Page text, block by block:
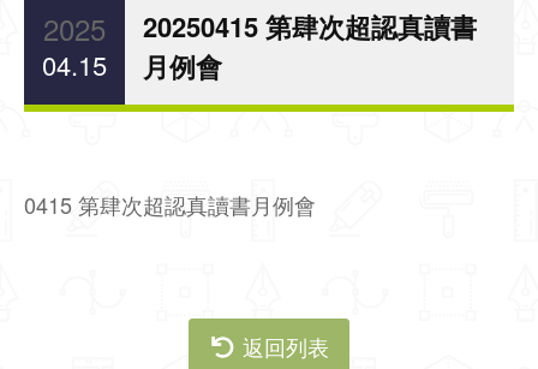
2025
04.15
20250415 第肆次超認真讀書
月例會
0415 第肆次超認真讀書月例會
返回列表